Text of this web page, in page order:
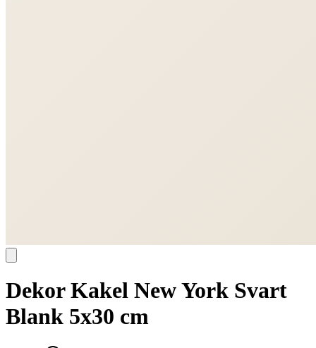
Dekor Kakel New York Svart
Blank 5x30 cm